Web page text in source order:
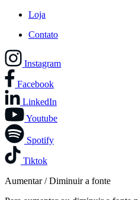
Loja
Contato
Instagram
Facebook
LinkedIn
Youtube
Spotify
Tiktok
Aumentar / Diminuir a fonte